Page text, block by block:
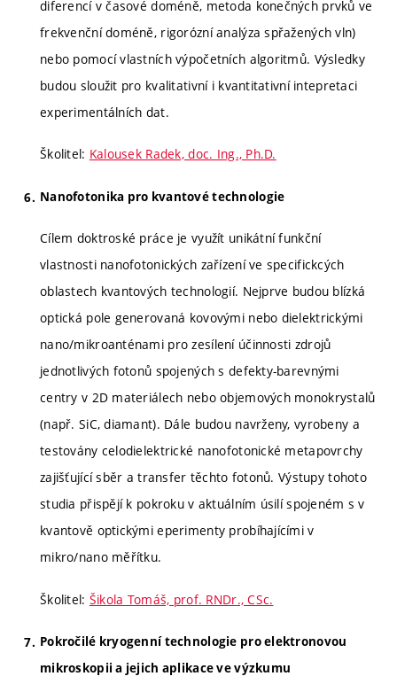
diferencí v časové doméně, metoda konečných prvků ve
frekvenční doméně, rigorózní analýza spřažených vln)
nebo pomocí vlastních výpočetních algoritmů. Výsledky
budou sloužit pro kvalitativní i kvantitativní intepretaci
experimentálních dat.
Školitel: Kalousek Radek, doc. Ing., Ph.D.
Nanofotonika pro kvantové technologie
Cílem doktroské práce je využít unikátní funkční
vlastnosti nanofotonických zařízení ve specifickcých
oblastech kvantových technologií. Nejprve budou blízká
optická pole generovaná kovovými nebo dielektrickými
nano/mikroanténami pro zesílení účinnosti zdrojů
jednotlivých fotonů spojených s defekty-barevnými
centry v 2D materiálech nebo objemových monokrystalů
(např. SiC, diamant). Dále budou navrženy, vyrobeny a
testovány celodielektrické nanofotonické metapovrchy
zajišťující sběr a transfer těchto fotonů. Výstupy tohoto
studia přispějí k pokroku v aktuálním úsilí spojeném s v
kvantově optickými eperimenty probíhajícími v
mikro/nano měřítku.
Školitel: Šikola Tomáš, prof. RNDr., CSc.
Pokročilé kryogenní technologie pro elektronovou
mikroskopii a jejich aplikace ve výzkumu